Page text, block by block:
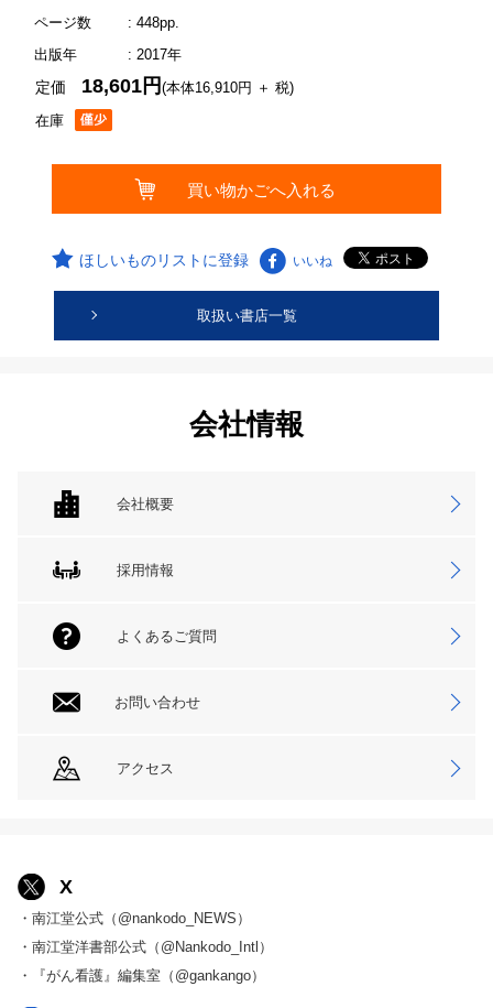
ページ数
: 448pp.
出版年
: 2017年
在庫
定価 18,601円(本体16,910円 ＋ 税)
ほしいものリストに登録 いいね
取扱い書店一覧
会社情報
会社概要
採用情報
よくあるご質問
お問い合わせ
アクセス
X
・南江堂公式（@nankodo_NEWS）
・南江堂洋書部公式（@Nankodo_Intl）
・『がん看護』編集室（@gankango）